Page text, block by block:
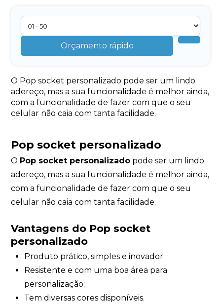
Orçamento rápido
O Pop socket personalizado pode ser um lindo
adereço, mas a sua funcionalidade é melhor ainda,
com a funcionalidade de fazer com que o seu
celular não caia com tanta facilidade.
Pop socket personalizado
O Pop socket personalizado pode ser um lindo
adereço, mas a sua funcionalidade é melhor ainda,
com a funcionalidade de fazer com que o seu
celular não caia com tanta facilidade.
Vantagens do Pop socket
personalizado
Produto prático, simples e inovador;
Resistente e com uma boa área para
personalização;
Tem diversas cores disponíveis.